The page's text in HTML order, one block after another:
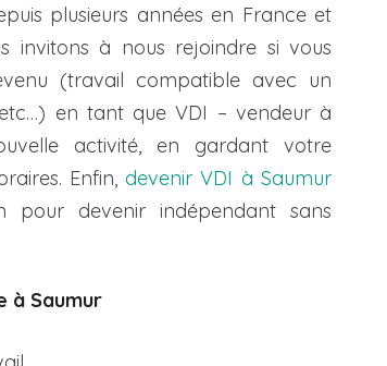
plusieurs années en France et
invitons à nous rejoindre si vous
(travail compatible avec un
en tant que VDI – vendeur à
activité, en gardant votre
Enfin, devenir VDI à Saumur
pour devenir indépendant sans
à Saumur